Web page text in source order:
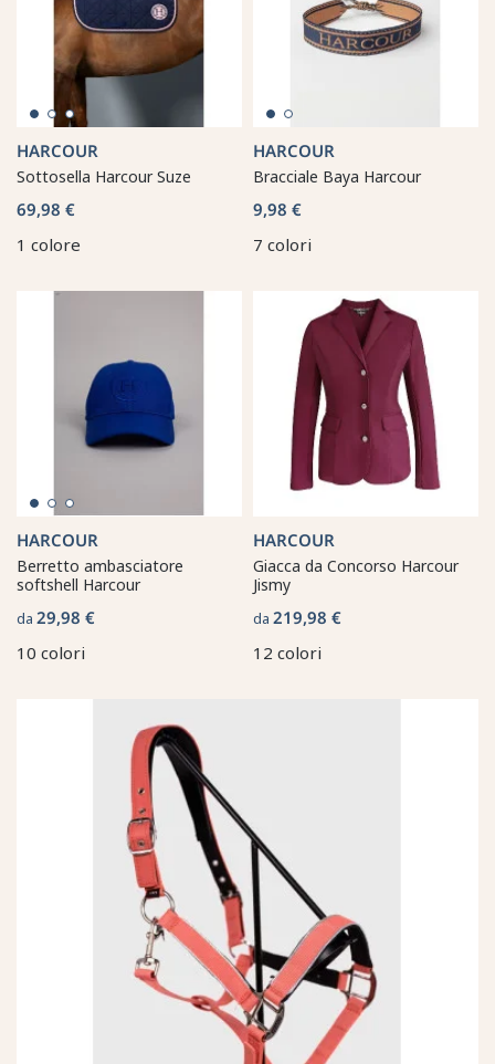
HARCOUR
Sottosella Harcour Suze
69,98 €
1 colore
HARCOUR
Bracciale Baya Harcour
9,98 €
7 colori
HARCOUR
Berretto ambasciatore
softshell Harcour
da 29,98 €
10 colori
HARCOUR
Giacca da Concorso Harcour
Jismy
da 219,98 €
12 colori